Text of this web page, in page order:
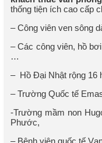
thống tiện ích cao cấp
– Công viên ven sông
– Các công viên, hồ
…
– Hồ Đại Nhật rộng 16
– Trường Quốc tế
-Trường mầm non
Phước,
– Bệnh viện quốc tế